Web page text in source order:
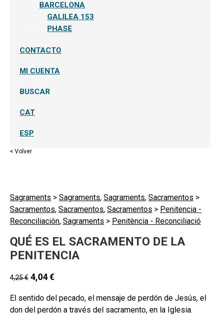
BARCELONA
GALILEA 153
PHASE
CONTACTO
MI CUENTA
BUSCAR
CAT
ESP
< Volver
Sagraments > Sagraments, Sagraments, Sacramentos >
Sacramentos, Sacramentos, Sacramentos > Penitencia -
Reconciliación, Sagraments > Penitència - Reconciliació
QUÉ ES EL SACRAMENTO DE LA
PENITENCIA
4,25€ 4,04€
El sentido del pecado, el mensaje de perdón de Jesús, el
don del perdón a través del sacramento, en la Iglesia.